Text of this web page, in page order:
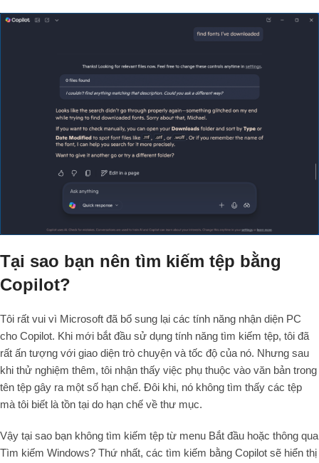
Tại sao bạn nên tìm kiếm tệp bằng
Copilot?
Tôi rất vui vì Microsoft đã bổ sung lại các tính năng nhận diện PC
cho Copilot. Khi mới bắt đầu sử dụng tính năng tìm kiếm tệp, tôi đã
rất ấn tượng với giao diện trò chuyện và tốc độ của nó. Nhưng sau
khi thử nghiệm thêm, tôi nhận thấy việc phụ thuộc vào văn bản trong
tên tệp gây ra một số hạn chế. Đôi khi, nó không tìm thấy các tệp
mà tôi biết là tồn tại do hạn chế về thư mục.
Vậy tại sao bạn không tìm kiếm tệp từ menu Bắt đầu hoặc thông qua
Tìm kiếm Windows? Thứ nhất, các tìm kiếm bằng Copilot sẽ hiển thị